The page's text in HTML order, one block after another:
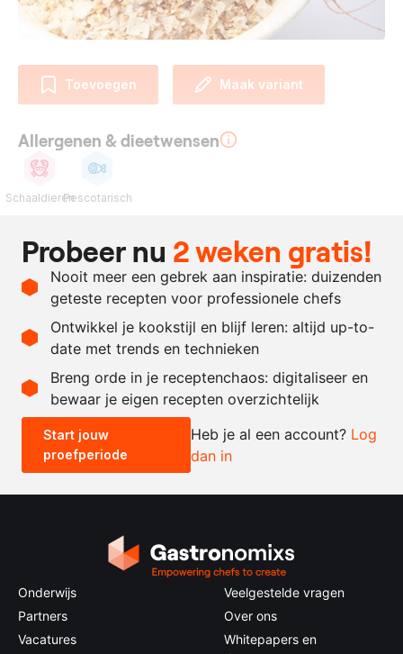
Toevoegen Maak variant
Allergenen & dieetwensen
SchaaldierenPescotarisch
1 kg.
Hollandse garnalen,
ongepeld
Recept omrekenen
- +
0.5x 1x 2x
Probeer nu 2 weken gratis!
Nooit meer een gebrek aan inspiratie: duizenden
geteste recepten voor professionele chefs
Ontwikkel je kookstijl en blijf leren: altijd up-to-
date met trends en technieken
Breng orde in je receptenchaos: digitaliseer en
bewaar je eigen recepten overzichtelijk
Start jouw
proefperiode
Heb je al een account? Log
dan in
Onderwijs
Partners
Vacatures
Veelgestelde vragen
Over ons
Whitepapers en